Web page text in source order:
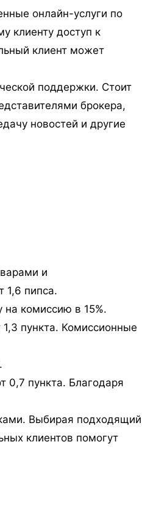
онлайн-услуги по
клиенту доступ к
клиент может
поддержки. Стоит
брокера,
новостей и другие
и
1,6 пипса.
на комиссию в 15%.
пункта. Комиссионные
пункта. Благодаря
Выбирая подходящий
клиентов помогут